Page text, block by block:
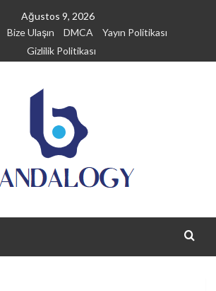
Ağustos 9, 2026
Bize Ulaşın DMCA
Yayın Politikası
Gizlilik Politikası